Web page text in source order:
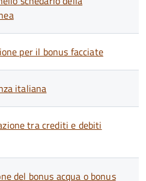
per il bonus facciate
italiana
tra crediti e debiti
del bonus acqua o bonus